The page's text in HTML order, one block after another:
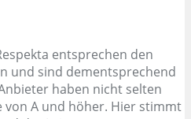
entsprechen den
und sind dementsprechend
haben nicht selten
von A und höher. Hier stimmt